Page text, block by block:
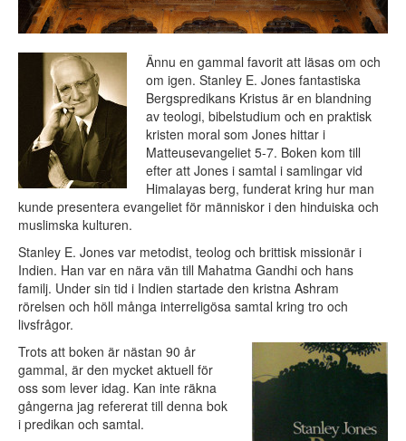
Ännu en gammal favorit att läsas om och
om igen. Stanley E. Jones fantastiska
Bergspredikans Kristus är en blandning
av teologi, bibelstudium och en praktisk
kristen moral som Jones hittar i
Matteusevangeliet 5-7. Boken kom till
efter att Jones i samtal i samlingar vid
Himalayas berg, funderat kring hur man
kunde presentera evangeliet för människor i den hinduiska och
muslimska kulturen.
Stanley E. Jones var metodist, teolog och brittisk missionär i
Indien. Han var en nära vän till Mahatma Gandhi och hans
familj. Under sin tid i Indien startade den kristna Ashram
rörelsen och höll många interreligösa samtal kring tro och
livsfrågor.
Trots att boken är nästan 90 år
gammal, är den mycket aktuell för
oss som lever idag. Kan inte räkna
gångerna jag refererat till denna bok
i predikan och samtal.